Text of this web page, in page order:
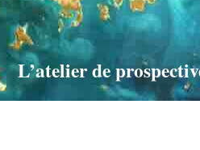
L’atelier de